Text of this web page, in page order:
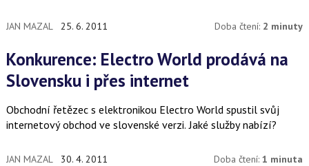
JAN MAZAL 25. 6. 2011 Doba čtení: 2 minuty
Konkurence: Electro World prodává na
Slovensku i přes internet
Obchodní řetězec s elektronikou Electro World spustil svůj
internetový obchod ve slovenské verzi. Jaké služby nabízí?
JAN MAZAL 30. 4. 2011 Doba čtení:1 minuta